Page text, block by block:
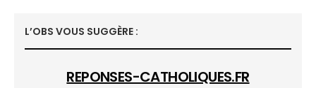
L’OBS VOUS SUGGÈRE :
REPONSES-CATHOLIQUES.FR